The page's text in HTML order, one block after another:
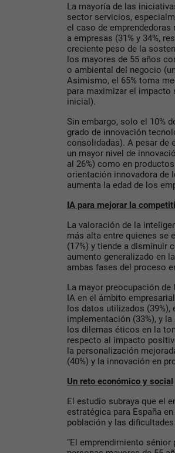
La mayoría de las
sector servicios,
el caso de
a empresas (31% y 34%,
creciente peso de la
los mayores de 55 años
o ambiental del negocio
Asimismo, el 65% toma
para maximizar el impacto
inicial).
Sin embargo, solo el 10%
grado de innovación
consolidadas). A pesar de
un mayor nivel de
al 26%) como en
orientación innovadora de
aumenta la edad de los
IA para mejorar la
La valoración de la
más alta entre quienes se
(17%) y tiende a disminuir
aumento generalizado en
ambas fases del proceso
La mayor preocupación
IA en el ámbito
los datos utilizados
implementación (33%), y
los dilemas éticos en la
respecto al impacto
la personalización
(40%) y la innovación en
Un reto económico y social
El estudio subraya que el
estratégica para España
población y las
“El emprendimiento